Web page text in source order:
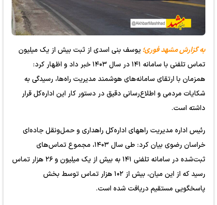
به گزارش مشهد فوری؛ یوسف بنی اسدی از ثبت بیش از یک میلیون
تماس تلفنی با سامانه ۱۴۱ در سال ۱۴۰۳ خبر داد و اظهار کرد:
همزمان با ارتقای سامانه‌های هوشمند مدیریت راه‌ها، رسیدگی به
شکایات مردمی و اطلاع‌رسانی دقیق در دستور کار این اداره‌کل قرار
داشته است.
رئیس اداره مدیریت راههای اداره‌کل راهداری و حمل‌ونقل جاده‌ای
خراسان رضوی بیان کرد: طی سال ۱۴۰۳، مجموع تماس‌های
ثبت‌شده در سامانه تلفنی ۱۴۱ به بیش از یک میلیون و ۲۶ هزار تماس
رسید که از این میان، بیش از ۱۰۲ هزار تماس توسط بخش
پاسخگویی مستقیم دریافت شده است.